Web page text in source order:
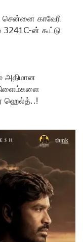
சென்னை காவேரி
ன் கூட்டு
அதிமான
கிளைம்களை
ஹெல்த்..!